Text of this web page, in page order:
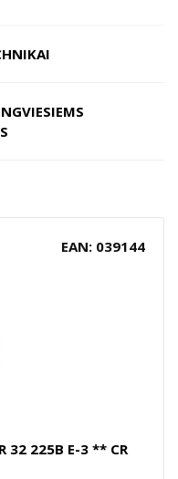
EAN: 039144
32 225B E-3 ** CR